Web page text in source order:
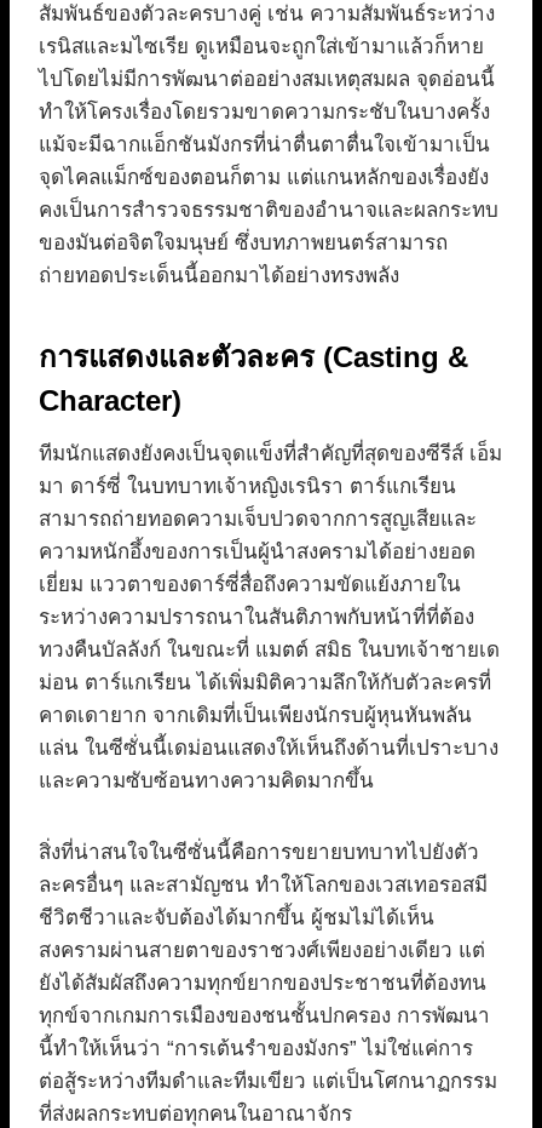
สัมพันธ์ของตัวละครบางคู่ เช่น ความสัมพันธ์ระหว่าง
เรนิสและมไซเรีย ดูเหมือนจะถูกใส่เข้ามาแล้วก็หาย
ไปโดยไม่มีการพัฒนาต่ออย่างสมเหตุสมผล จุดอ่อนนี้
ทำให้โครงเรื่องโดยรวมขาดความกระชับในบางครั้ง
แม้จะมีฉากแอ็กชันมังกรที่น่าตื่นตาตื่นใจเข้ามาเป็น
จุดไคลแม็กซ์ของตอนก็ตาม แต่แกนหลักของเรื่องยัง
คงเป็นการสำรวจธรรมชาติของอำนาจและผลกระทบ
ของมันต่อจิตใจมนุษย์ ซึ่งบทภาพยนตร์สามารถ
ถ่ายทอดประเด็นนี้ออกมาได้อย่างทรงพลัง
การแสดงและตัวละคร (Casting &
Character)
ทีมนักแสดงยังคงเป็นจุดแข็งที่สำคัญที่สุดของซีรีส์ เอ็ม
มา ดาร์ซี่ ในบทบาทเจ้าหญิงเรนิรา ตาร์แกเรียน
สามารถถ่ายทอดความเจ็บปวดจากการสูญเสียและ
ความหนักอึ้งของการเป็นผู้นำสงครามได้อย่างยอด
เยี่ยม แววตาของดาร์ซี่สื่อถึงความขัดแย้งภายใน
ระหว่างความปรารถนาในสันติภาพกับหน้าที่ที่ต้อง
ทวงคืนบัลลังก์ ในขณะที่ แมตต์ สมิธ ในบทเจ้าชายเด
ม่อน ตาร์แกเรียน ได้เพิ่มมิติความลึกให้กับตัวละครที่
คาดเดายาก จากเดิมที่เป็นเพียงนักรบผู้หุนหันพลัน
แล่น ในซีซั่นนี้เดม่อนแสดงให้เห็นถึงด้านที่เปราะบาง
และความซับซ้อนทางความคิดมากขึ้น
สิ่งที่น่าสนใจในซีซั่นนี้คือการขยายบทบาทไปยังตัว
ละครอื่นๆ และสามัญชน ทำให้โลกของเวสเทอรอสมี
ชีวิตชีวาและจับต้องได้มากขึ้น ผู้ชมไม่ได้เห็น
สงครามผ่านสายตาของราชวงศ์เพียงอย่างเดียว แต่
ยังได้สัมผัสถึงความทุกข์ยากของประชาชนที่ต้องทน
ทุกข์จากเกมการเมืองของชนชั้นปกครอง การพัฒนา
นี้ทำให้เห็นว่า “การเต้นรำของมังกร” ไม่ใช่แค่การ
ต่อสู้ระหว่างทีมดำและทีมเขียว แต่เป็นโศกนาฏกรรม
ที่ส่งผลกระทบต่อทุกคนในอาณาจักร